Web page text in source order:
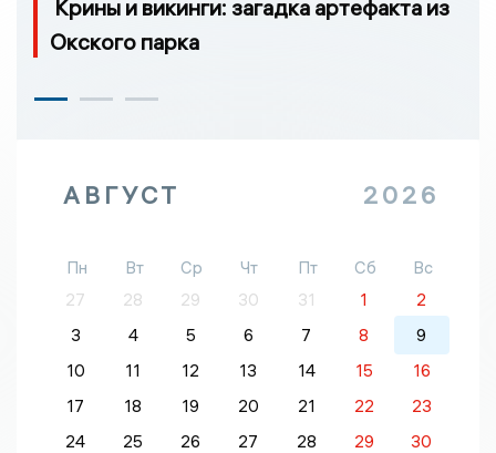
Крины и викинги: загадка артефакта из
Окского парка
АВГУСТ 2026
Пн Вт Ср Чт Пт Сб
Вс
27
28 29 30 31 1
2
3
4 5 6 7 8
9
10
11 12 13 14 15
16
17
18 19 20 21 22
23
24
25 26 27 28 29
30